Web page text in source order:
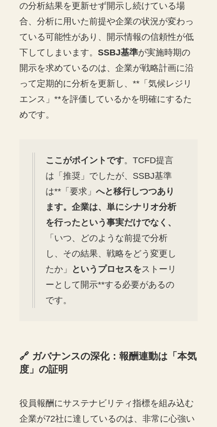
の分析結果を更新せず開示し続けている場
合、分析に用いた前提や企業の状況が変わっ
ている可能性があり、開示情報の信頼性が低
下してしまいます。SSBJ基準が実施時期の
開示を求めているのは、企業が戦略計画に沿
って定期的に分析を更新し、**「気候レジリ
エンス」**を評価しているかを明確にするた
めです。
ここがポイントです。TCFD提言
は「推奨」でしたが、SSBJ基準
は**「要求」へと移行しつつあり
ます。企業は、単にシナリオ分析
を行ったという事実だけでなく、
「いつ、どのような前提で分析
し、その結果、戦略をどう変更し
たか」
というプロセスをストーリ
ーとして開示**する必要があるの
です。
🔗 ガバナンスの深化：報酬連動は「本気
度」の証明
役員報酬にサステナビリティ指標を組み込む
企業が72社に達しているのは、非常に心強い